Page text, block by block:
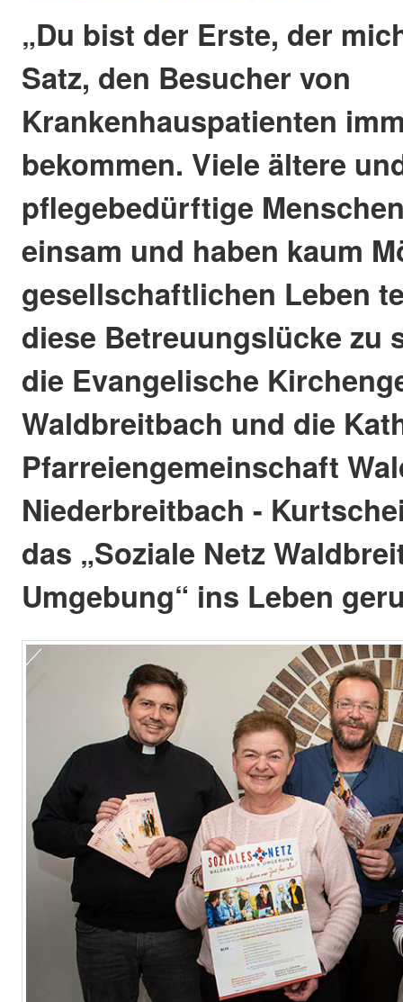
„Du bist der Erste, der
Satz, den Besucher von
Krankenhauspatienten
bekommen. Viele ältere
pflegebedürftige
einsam und haben kaum
gesellschaftlichen Leben
diese Betreuungslücke zu
die Evangelische
Waldbreitbach und die
Pfarreiengemeinschaft
Niederbreitbach -
das „Soziale Netz
Umgebung“ ins Leben